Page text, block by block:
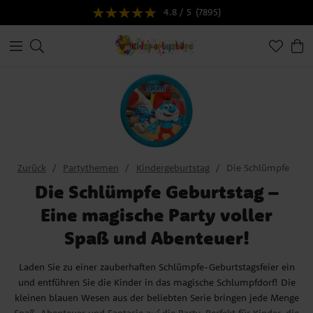
4.8 / 5 (7895)
Zurück Partythemen Kindergeburtstag Die Schlümpfe
Die Schlümpfe Geburtstag –
Eine magische Party voller
Spaß und Abenteuer!
Laden Sie zu einer zauberhaften Schlümpfe-Geburtstagsfeier ein
und entführen Sie die Kinder in das magische Schlumpfdorf! Die
kleinen blauen Wesen aus der beliebten Serie bringen jede Menge